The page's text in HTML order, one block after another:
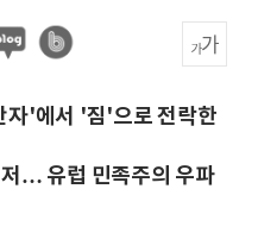
자'에서 '짐'으로 전락한
… 유럽 민족주의 우파